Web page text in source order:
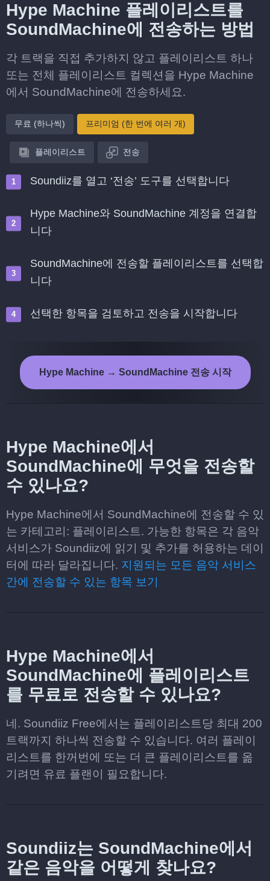
Hype Machine 플레이리스트를
SoundMachine에 전송하는 방법
각 트랙을 직접 추가하지 않고 플레이리스트 하나
또는 전체 플레이리스트 컬렉션을 Hype Machine
에서 SoundMachine에 전송하세요.
무료 (하나씩) 프리미엄 (한 번에 여러 개)
플레이리스트 전송
Soundiiz를 열고 ‘전송’ 도구를 선택합니다
Hype Machine와 SoundMachine 계정을 연결합
니다
SoundMachine에 전송할 플레이리스트를 선택합
니다
선택한 항목을 검토하고 전송을 시작합니다
Hype Machine → SoundMachine 전송 시작
Hype Machine에서
SoundMachine에 무엇을 전송할
수 있나요?
Hype Machine에서 SoundMachine에 전송할 수 있
는 카테고리: 플레이리스트. 가능한 항목은 각 음악
서비스가 Soundiiz에 읽기 및 추가를 허용하는 데이
터에 따라 달라집니다. 지원되는 모든 음악 서비스
간에 전송할 수 있는 항목 보기
Hype Machine에서
SoundMachine에 플레이리스트
를 무료로 전송할 수 있나요?
네. Soundiiz Free에서는 플레이리스트당 최대 200
트랙까지 하나씩 전송할 수 있습니다. 여러 플레이
리스트를 한꺼번에 또는 더 큰 플레이리스트를 옮
기려면 유료 플랜이 필요합니다.
Soundiiz는 SoundMachine에서
같은 음악을 어떻게 찾나요?